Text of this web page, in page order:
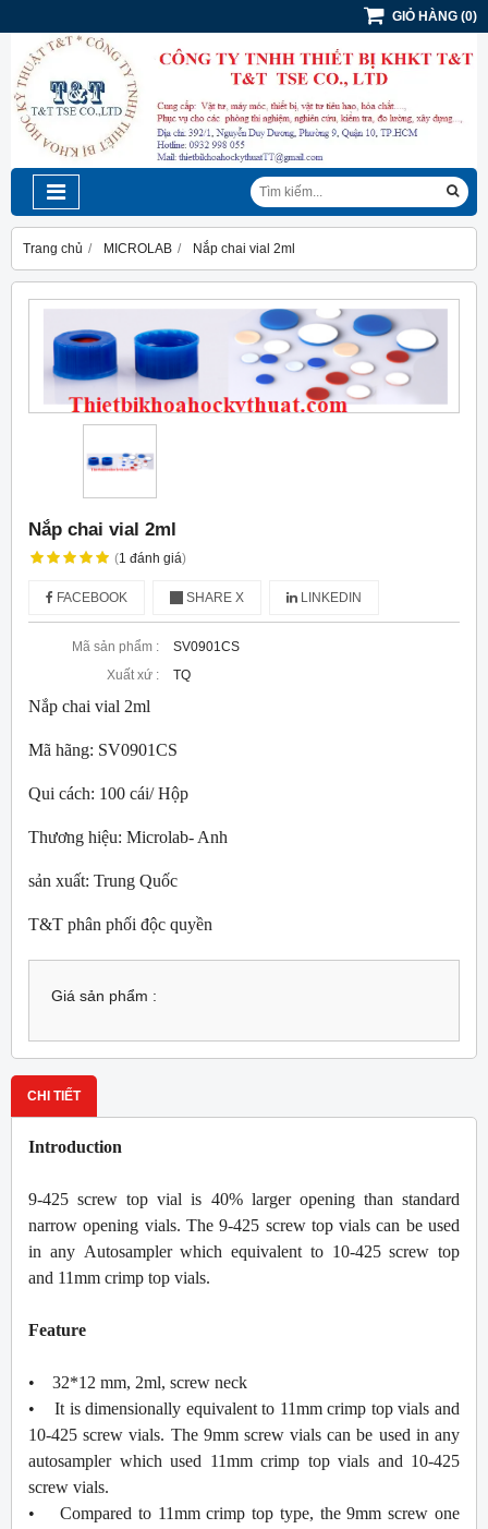
GIỎ HÀNG (0)
Trang chủ MICROLAB Nắp chai vial 2ml
Nắp chai vial 2ml
(1 đánh giá)
FACEBOOK SHARE X LINKEDIN
Mã sản phẩm :
SV0901CS
Xuất xứ :
TQ
Nắp chai vial 2ml
Mã hãng: SV0901CS
Qui cách: 100 cái/ Hộp
Thương hiệu: Microlab- Anh
sản xuất: Trung Quốc
T&T phân phối độc quyền
Giá sản phẩm :
CHI TIẾT
Introduction
9-425 screw top vial is 40% larger opening than standard
narrow opening vials. The 9-425 screw top vials can be used
in any Autosampler which equivalent to 10-425 screw top
and 11mm crimp top vials.
Feature
• 32*12 mm, 2ml, screw neck
• It is dimensionally equivalent to 11mm crimp top vials and
10-425 screw vials. The 9mm screw vials can be used in any
autosampler which used 11mm crimp top vials and 10-425
screw vials.
• Compared to 11mm crimp top type, the 9mm screw one